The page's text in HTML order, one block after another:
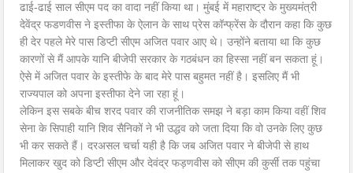
ढाई-ढाई साल सीएम पद का वादा नहीं किया था। मुंबई में महाराष्ट्र के मुख्यमंत्री
देवेंद्र फडणवीस ने इस्तीफा के ऐलान के साथ प्रेस कॉन्फ्रेंस के दौरान कहा कि कुछ
ही देर पहले मेरे पास डिप्टी सीएम अजित पवार आए थे। उन्होंने बताया था कि कुछ
कारणों से मैं आपके यानि बीजेपी सरकार के गठबंधन का हिस्सा नहीं बन सकता हूं।
ऐसे में अजित पवार के इस्तीफे के बाद मेरे पास बहुमत नहीं है। इसलिए मैं भी
राज्यपाल को अपना इस्तीफा देने जा रहा हूं।
लेकिन इस सबके बीच शरद पवार की राजनीतिक समझ ने बड़ा काम किया वहीं शिव
सेना के सिपाही यानि शिव सैनिकों ने भी उद्धव को जता दिया कि वो उनके लिए कुछ
भी कर सकते हैं। दरअसल चर्चा यही है कि जब अजित पवार ने बीजेपी से हाथ
मिलाकर खुद को डिप्टी सीएम और देवंद्र फड़णवीस को सीएम की कुर्सी तक पहुंचा